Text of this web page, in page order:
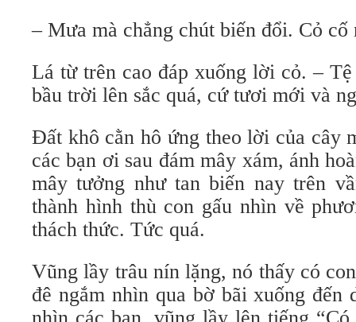
– Mưa mà chẳng chút biến đổi. Cỏ cố
Lá từ trên cao đáp xuống lời cỏ. –
bầu trời lên sắc quá, cứ tươi mới và
Đất khô cằn hô ứng theo lời của cây
các bạn ơi sau đám mây xám, ánh
mây tưởng như tan biến nay trên
thành hình thù con gấu nhìn về
thách thức. Tức quá.
Vũng lầy trâu nín lặng, nó thấy có
đê ngắm nhìn qua bờ bãi xuống đến